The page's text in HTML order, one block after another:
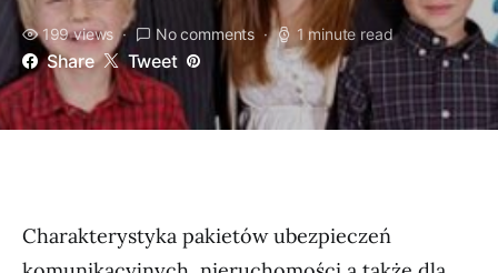
199 views No comments 1 minute read
Share Tweet
Charakterystyka pakietów ubezpieczeń